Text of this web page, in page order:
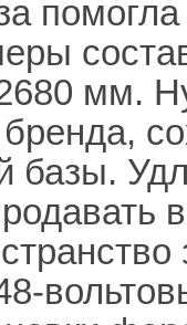
мм.
базы.